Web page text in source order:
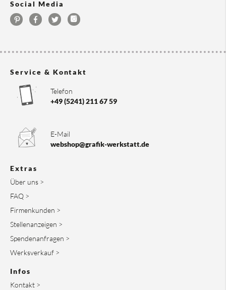
Social Media
Service & Kontakt
Telefon
+49 (5241) 211 67 59
E-Mail
webshop@grafik-werkstatt.de
Extras
Über uns >
FAQ >
Firmenkunden >
Stellenanzeigen >
Spendenanfragen >
Werksverkauf >
Infos
Kontakt >